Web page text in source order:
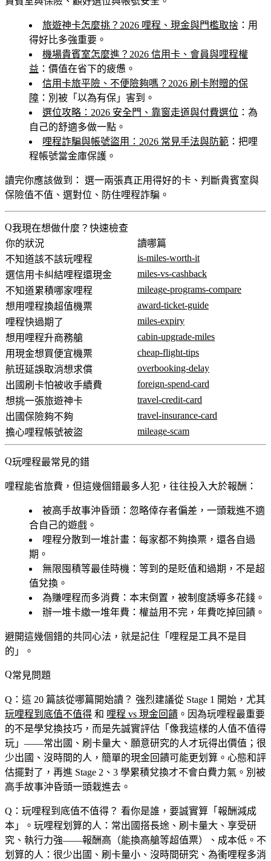
旅遊神卡怎麼挑？2026 哩程、現金與門檻取捨 ：用
得好比多強重要。
機場貴賓室怎麼進？2026 信用卡、會員與哩程權
益 ：價值在省下的疲憊。
信用卡旅平險、不便險夠嗎？2026 刷卡附贈的保
障 ：別被「以為有保」害到。
選位攻略：2026 安全門、靠窗走道與付費選位 ：為
自己的舒適多做一點。
哩程詐騙與帳號盜用：2026 常見手法與防範 ：把哩
程帳號當金庫保護。
讀完你應該做到： 選一兩張真正用得好的卡、判斷貴賓室與
保險值不值、選對位、防住哩程詐騙。
我現在想做什麼？快速檢查
你的狀況
讀哪篇
不知道該不該玩哩程
is-miles-worth-it
選信用卡糾結哩程還現金
miles-vs-cashback
不知道累積哪家哩程
mileage-programs-compare
想用哩程換超值機票
award-ticket-guide
哩程快過期了
miles-expiry
想用哩程升商務艙
cabin-upgrade-miles
用現金想買便宜機票
cheap-flight-tips
航班延誤取消想求償
overbooking-delay
出國刷卡怕被收手續費
foreign-spend-card
想挑一張旅遊神卡
travel-credit-card
出國保險夠不夠
travel-insurance-card
擔心哩程帳號被盜
mileage-scam
玩哩程最常見的錯
哩程能省旅費，但這幾個錯最多人犯，往往投入大於報酬：
被高手故事沖昏頭 ：忽略倖存者偏差，一頭栽進不適
合自己的遊戲。
哩程分散到一堆計畫 ：每家都不夠換票，還各自過
期。
無限囤積等最佳時機 ：等到的是貶值和過期，不是超
值兌換。
為賺哩程而多消費 ：本末倒置，被制度誘導多花錢。
辦一堆卡繳一堆年費 ：權益用不完，年費吃掉回饋。
避開這幾個錯的共同心法，就是記住「哩程是工具不是目
的」。
常見問題
Q：這 20 篇該從哪篇開始讀？ 強烈建議從 Stage 1 開始，尤其
玩哩程到底值不值得 和 哩程 vs 現金回饋 。因為玩哩程最重要
的不是學兌換技巧，而是先誠實評估「像我這樣的人值不值得
玩」——常出國、刷卡量大、願意研究的人才玩得出價值；很
少出國、沒時間的人，簡單的現金回饋可能更划算。心態和評
估擺對了，再進 Stage 2、3 學累積兌換才不會白費力氣。別被
高手故事沖昏頭一頭栽進去。
Q：玩哩程到底值不值得？ 看你是誰，要誠實算「報酬減成
本」。玩哩程划算的人：常出國搭長途、刷卡量大、享受研
究、執行力強——報酬高（能換高艙等超值票）、成本低。不
划算的人：很少出國、刷卡量小、沒時間研究、為衝哩程多消